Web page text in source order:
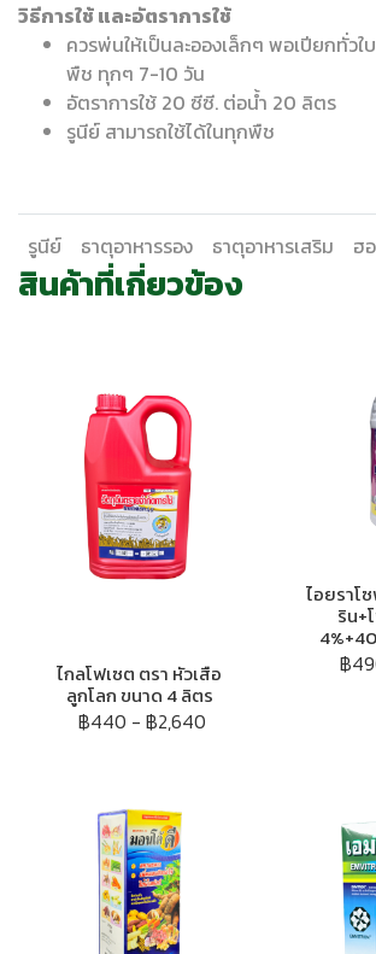
วิธีการใช้ และอัตราการใช้
ควรพ่นให้เป็นละอองเล็กๆ พอเปียกทั่ว
พืช ทุกๆ 7-10 วัน
อัตราการใช้ 20 ซีซี. ต่อน้ำ 20 ลิตร
รูนีย์ สามารถใช้ได้ในทุกพืช
รูนีย์ ธาตุอาหารรอง ธาตุอาหารเสริม ฮ
สินค้าที่เกี่ยวข้อง
ไกลโฟเซต ตรา หัวเสือ
ลูกโลก ขนาด 4 ลิตร
฿440 - ฿2,640
ไอยราโ
ริน+
฿